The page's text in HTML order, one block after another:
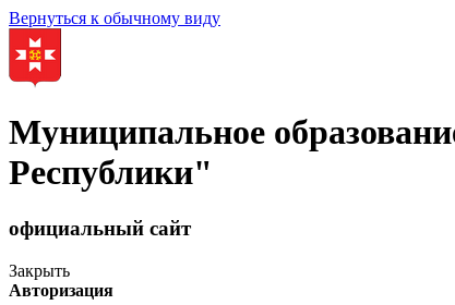
Вернуться к обычному виду
Муниципальное
Республики"
официальный сайт
Закрыть
Авторизация